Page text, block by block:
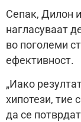
Сепак, Дилон
нагласуваат
во поголеми
ефективност.
„Иако
хипотези, тие
да се